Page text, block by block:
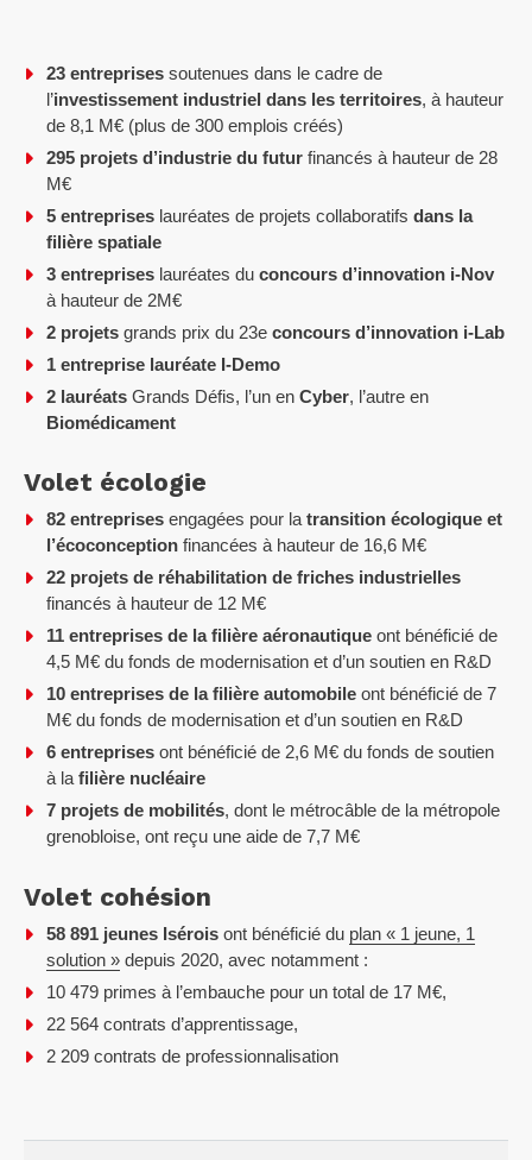
23 entreprises soutenues dans le cadre de
l’investissement industriel dans les territoires, à hauteur
de 8,1 M€ (plus de 300 emplois créés)
295 projets d’industrie du futur financés à hauteur de 28
M€
5 entreprises lauréates de projets collaboratifsdans la
filière spatiale
3 entreprises lauréates duconcours d’innovation i-Nov
à hauteur de 2M€
2 projetsgrands prix du 23econcours d’innovation i-Lab
1 entreprise lauréate I-Demo
2 lauréats Grands Défis, l’un enCyber, l’autre en
Biomédicament
Volet écologie
82 entreprises engagées pour latransition écologique et
l’écoconception financées à hauteur de 16,6 M€
22 projets de réhabilitation de friches industrielles
financés à hauteur de 12 M€
11 entreprises de la filière aéronautiqueont bénéficié de
4,5 M€ du fonds de modernisation et d’un soutien en R&D
10 entreprises de la filière automobile ont bénéficié de 7
M€ du fonds de modernisation et d’un soutien en R&D
6 entreprises ont bénéficié de 2,6 M€ du fonds de soutien
à lafilière nucléaire
7 projets de mobilités, dont le métrocâble de la métropole
grenobloise, ont reçu une aide de 7,7 M€
Volet cohésion
58 891 jeunes Isérois ont bénéficié du plan « 1 jeune, 1
solution » depuis 2020, avec notamment :
10 479 primes à l’embauche pour un total de 17 M€,
22 564 contrats d’apprentissage,
2 209 contrats de professionnalisation